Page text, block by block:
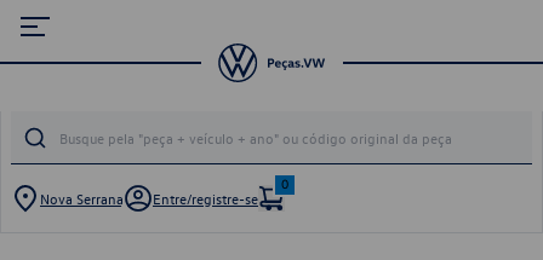
Nova Serrana Entre/registre-se
0